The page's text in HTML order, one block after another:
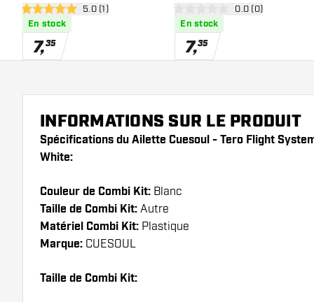
Yellow
ouvrir le panneau des avis
5 étoiles de notation
5.0 (1)
En stock
7,35
ouvrir le panneau
0 étoiles de notation
0.0 (0)
En stock
7,35
INFORMATIONS SUR LE PRODUIT
Spécifications du Ailette Cuesoul - Tero Flight
White:
Couleur de Combi Kit: Blanc
Taille de Combi Kit: Autre
Matériel Combi Kit: Plastique
Marque: CUESOUL
Taille de Combi Kit: